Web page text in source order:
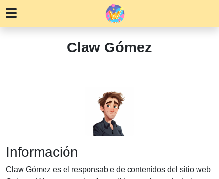
Claw Gómez
Información
Claw Gómez es el responsable de contenidos del sitio web